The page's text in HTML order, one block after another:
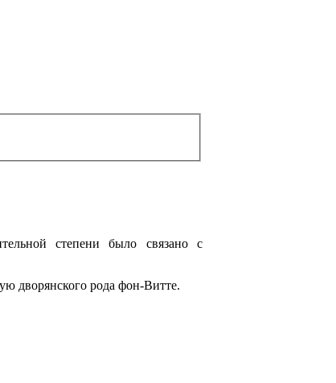
степени было связано с
дворянского рода фон-Витте.